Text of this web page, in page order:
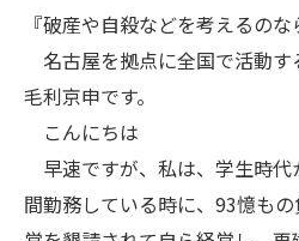
『破産や自殺などを考えるの
名古屋を拠点に全国で活動す
毛利京申です。
こんにちは
早速ですが、私は、学生時
間勤務している時に、93憶も